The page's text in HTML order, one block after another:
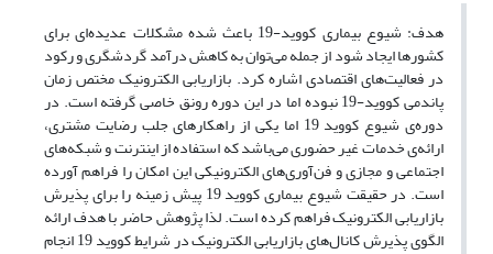
هدف: شیوع بیماری کووید-19 باعث شده مشکلات عدیده‌ای برای
کشورها ایجاد شود از جمله می‌توان به کاهش درآمد گردشگری و رکود
در فعالیت‌های اقتصادی اشاره کرد. بازاریابی الکترونیک مختص زمان
پاندمی کووید-19 نبوده اما در این دوره رونق خاصی گرفته است. در
دوره‌ی شیوع کووید 19 اما یکی از راهکارهای جلب رضایت مشتری،
ارائه‌ی خدمات غیر حضوری می‌باشد که استفاده از اینترنت و شبکه‌های
اجتماعی و مجازی و فن‌آوری‌های الکترونیکی این امکان را فراهم آورده
است. در حقیقت شیوع بیماری کووید 19 پیش زمینه را برای پذیرش
بازاریابی الکترونیک فراهم کرده است. لذا پژوهش حاضر با هدف ارائه
الگوی پذیرش کانال‌های بازاریابی الکترونیک در شرایط کووید 19 انجام